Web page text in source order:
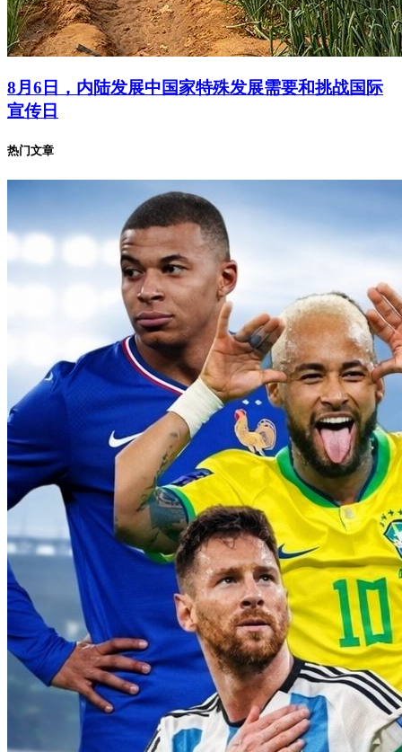
8月6日，内陆发展中国家特殊发展需要和挑战国际
宣传日
热门文章